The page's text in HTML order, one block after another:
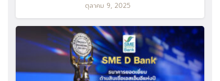
ตุลาคม 9, 2025